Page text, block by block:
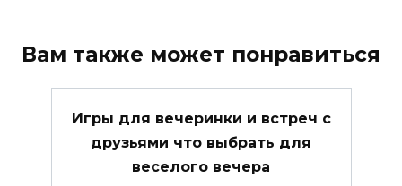
Вам также может понравиться
Игры для вечеринки и встреч с
друзьями что выбрать для
веселого вечера